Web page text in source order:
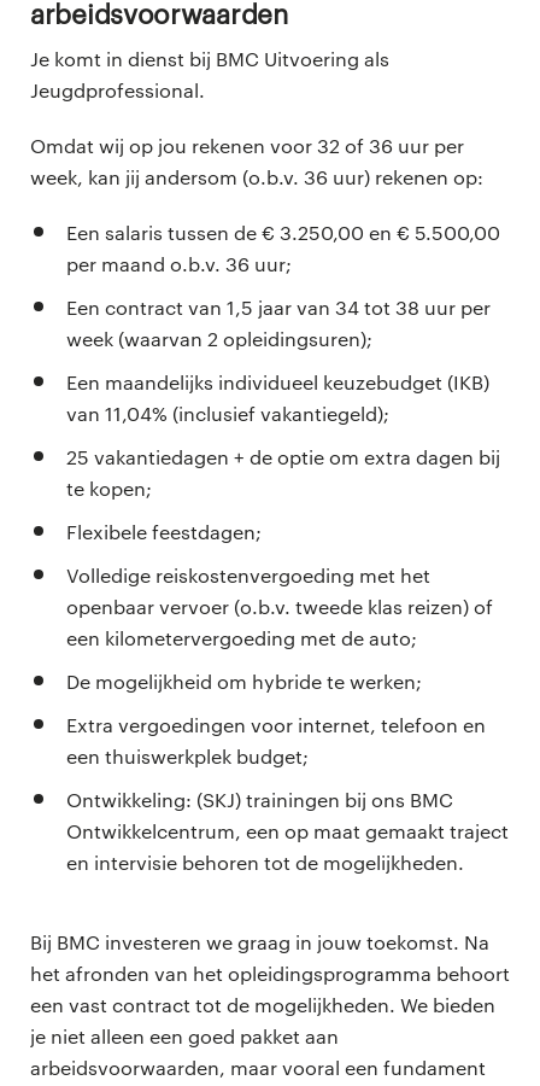
Arbeidsvoorwaarden
Je komt in dienst bij BMC Uitvoering als
Jeugdprofessional.
Omdat wij op jou rekenen voor 32 of 36 uur per
week, kan jij andersom (o.b.v. 36 uur) rekenen op:
Een salaris tussen de € 3.250,00 en € 5.500,00
per maand o.b.v. 36 uur;
Een contract van 1,5 jaar van 34 tot 38 uur per
week (waarvan 2 opleidingsuren);
Een maandelijks individueel keuzebudget (IKB)
van 11,04% (inclusief vakantiegeld);
25 vakantiedagen + de optie om extra dagen bij
te kopen;
Flexibele feestdagen;
Volledige reiskostenvergoeding met het
openbaar vervoer (o.b.v. tweede klas reizen) of
een kilometervergoeding met de auto;
De mogelijkheid om hybride te werken;
Extra vergoedingen voor internet, telefoon en
een thuiswerkplek budget;
Ontwikkeling: (SKJ) trainingen bij ons BMC
Ontwikkelcentrum, een op maat gemaakt traject
en intervisie behoren tot de mogelijkheden.
Bij BMC investeren we graag in jouw toekomst. Na
het afronden van het opleidingsprogramma behoort
een vast contract tot de mogelijkheden. We bieden
je niet alleen een goed pakket aan
arbeidsvoorwaarden, maar vooral een fundament